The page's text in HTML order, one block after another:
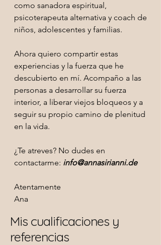
como sanadora espiritual,
psicoterapeuta alternativa y coach de
niños, adolescentes y familias.
Ahora quiero compartir estas
experiencias y la fuerza que he
descubierto en mí. Acompaño a las
personas a desarrollar su fuerza
interior, a liberar viejos bloqueos y a
seguir su propio camino de plenitud
en la vida.
¿Te atreves? No dudes en
contactarme: info@annasirianni.de
Atentamente
Ana
Mis cualificaciones y
referencias